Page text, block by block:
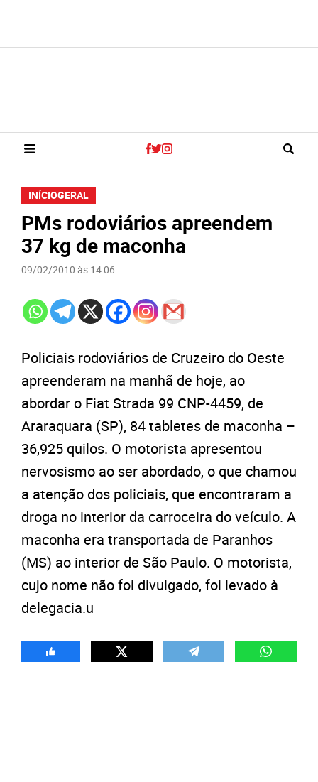
INÍCIOGERAL
PMs rodoviários apreendem
37 kg de maconha
09/02/2010 às 14:06
Policiais rodoviários de Cruzeiro do Oeste
apreenderam na manhã de hoje, ao
abordar o Fiat Strada 99 CNP-4459, de
Araraquara (SP), 84 tabletes de maconha –
36,925 quilos. O motorista apresentou
nervosismo ao ser abordado, o que chamou
a atenção dos policiais, que encontraram a
droga no interior da carroceira do veículo. A
maconha era transportada de Paranhos
(MS) ao interior de São Paulo. O motorista,
cujo nome não foi divulgado, foi levado à
delegacia.u